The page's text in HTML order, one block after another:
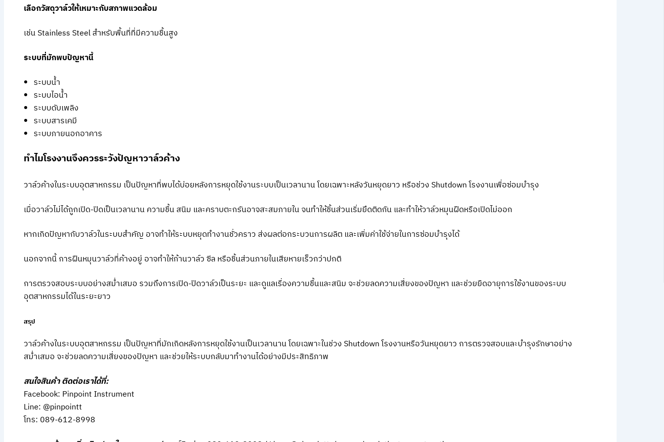
เลือกวัสดุวาล์วให้เหมาะกับสภาพแวดล้อม
เช่น Stainless Steel สำหรับพื้นที่ที่มีความชื้นสูง
ระบบที่มักพบปัญหานี้
ระบบน้ำ
ระบบไอน้ำ
ระบบดับเพลิง
ระบบสารเคมี
ระบบภายนอกอาคาร
ทำไมโรงงานจึงควรระวังปัญหาวาล์วค้าง
วาล์วค้างในระบบอุตสาหกรรม เป็นปัญหาที่พบได้บ่อยหลังการหยุดใช้งานระบบเป็นเวลานาน โดยเฉพาะหลังวันหยุดยาว หรือช่วง Shutdown โรงงานเพื่อซ่อมบำรุง
เมื่อวาล์วไม่ได้ถูกเปิด-ปิดเป็นเวลานาน ความชื้น สนิม และคราบตะกรันอาจสะสมภายใน จนทำให้ชิ้นส่วนเริ่มยึดติดกัน และทำให้วาล์วหมุนฝืดหรือเปิดไม่ออก
หากเกิดปัญหากับวาล์วในระบบสำคัญ อาจทำให้ระบบหยุดทำงานชั่วคราว ส่งผลต่อกระบวนการผลิต และเพิ่มค่าใช้จ่ายในการซ่อมบำรุงได้
นอกจากนี้ การฝืนหมุนวาล์วที่ค้างอยู่ อาจทำให้ก้านวาล์ว ซีล หรือชิ้นส่วนภายในเสียหายเร็วกว่าปกติ
การตรวจสอบระบบอย่างสม่ำเสมอ รวมถึงการเปิด-ปิดวาล์วเป็นระยะ และดูแลเรื่องความชื้นและสนิม จะช่วยลดความเสี่ยงของปัญหา และช่วยยืดอายุการใช้งานของระบบ
อุตสาหกรรมได้ในระยะยาว
สรุป
วาล์วค้างในระบบอุตสาหกรรม เป็นปัญหาที่มักเกิดหลังการหยุดใช้งานเป็นเวลานาน โดยเฉพาะในช่วง Shutdown โรงงานหรือวันหยุดยาว การตรวจสอบและบำรุงรักษาอย่าง
สม่ำเสมอ จะช่วยลดความเสี่ยงของปัญหา และช่วยให้ระบบกลับมาทำงานได้อย่างมีประสิทธิภาพ
สนใจสินค้า ติดต่อเราได้ที่:
Facebook: Pinpoint Instrument
Line: @pinpointt
โทร: 089-612-8998